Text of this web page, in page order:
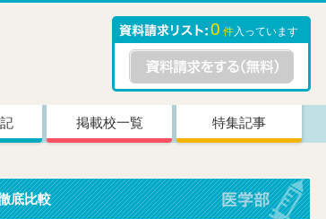
0 件入っています
掲載校一覧 特集記事
底比較